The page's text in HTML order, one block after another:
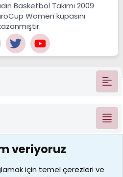
Basketbol Takımı 2009
Women kupasını
veriyoruz
için temelçerezlerive